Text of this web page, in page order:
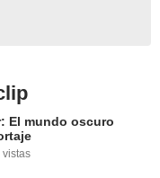
El mundo oscuro
vistas